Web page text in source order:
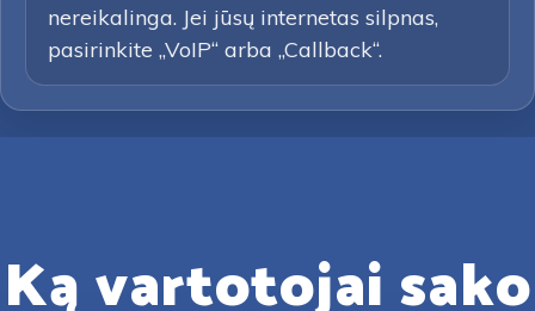
nereikalinga. Jei jūsų internetas silpnas,
pasirinkite „VoIP“ arba „Callback“.
Ką vartotojai sako